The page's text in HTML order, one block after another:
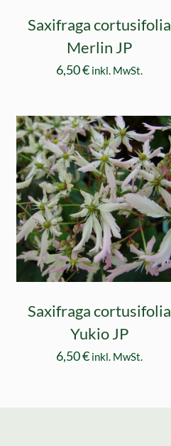
Saxifraga cortusifolia
Merlin JP
6,50€ inkl. MwSt.
Saxifraga cortusifolia
Yukio JP
6,50€ inkl. MwSt.